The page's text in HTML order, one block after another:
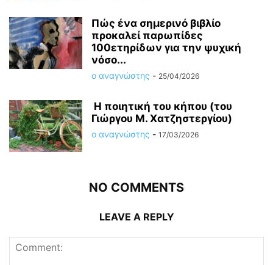
Πώς ένα σημερινό βιβλίο
προκαλεί παρωπίδες
100ετηρίδων για την ψυχική
νόσο...
ο αναγνώστης - 25/04/2026
Η ποιητική του κήπου (του
Γιώργου Μ. Χατζηστεργίου)
ο αναγνώστης - 17/03/2026
NO COMMENTS
LEAVE A REPLY